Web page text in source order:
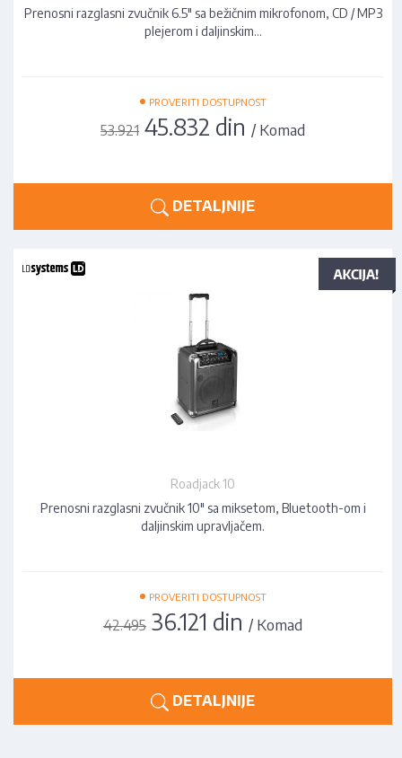
Prenosni razglasni zvučnik 6.5" sa bežičnim mikrofonom, CD / MP3
plejerom i daljinskim…
• PROVERITI DOSTUPNOST
53.921 45.832 din / Komad
DETALJNIJE
Roadjack 10
Prenosni razglasni zvučnik 10" sa miksetom, Bluetooth-om i
daljinskim upravljačem.
• PROVERITI DOSTUPNOST
42.495 36.121 din/ Komad
DETALJNIJE